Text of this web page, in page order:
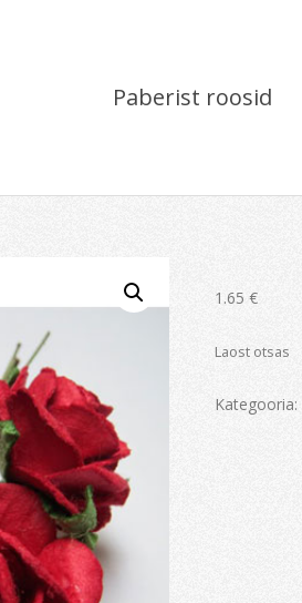
Paberist roosid
1.65 €
Laost otsas
Kategooria: